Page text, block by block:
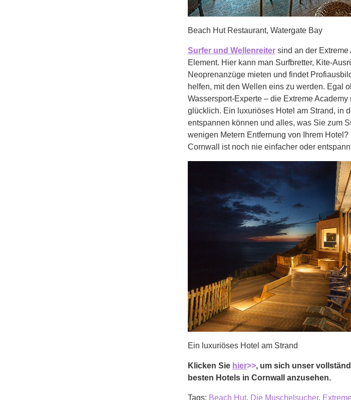
Beach Hut Restaurant, Watergate Bay
Surfer und Wellenreitersind an der Extreme
Element. Hier kann man Surfbretter, Kite-
Neoprenanzüge mieten und findet
helfen, mit den Wellen eins zu werden. Egal
Wassersport-Experte – die Extreme Academy
glücklich. Ein luxuriöses Hotel am Strand, in
entspannen können und alles, was Sie zum
wenigen Metern Entfernung von Ihrem
Cornwall ist noch nie einfacher oder
Ein luxuriöses Hotel am Strand
Klicken Sie hier>>, um sich unser
besten Hotels in Cornwall anzusehen.
Tags: Beach Hut, Die Muschelsucher,